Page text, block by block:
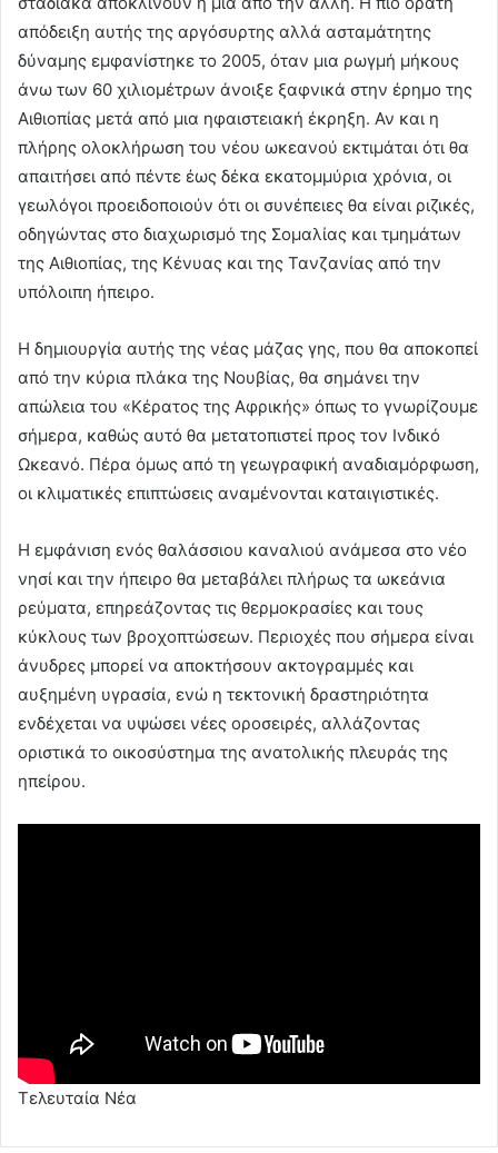
απόδειξη αυτής της αργόσυρτης αλλά ασταμάτητης
δύναμης εμφανίστηκε το 2005, όταν μια ρωγμή μήκους
άνω των 60 χιλιομέτρων άνοιξε ξαφνικά στην έρημο της
Αιθιοπίας μετά από μια ηφαιστειακή έκρηξη. Αν και η
πλήρης ολοκλήρωση του νέου ωκεανού εκτιμάται ότι θα
απαιτήσει από πέντε έως δέκα εκατομμύρια χρόνια, οι
γεωλόγοι προειδοποιούν ότι οι συνέπειες θα είναι ριζικές,
οδηγώντας στο διαχωρισμό της Σομαλίας και τμημάτων
της Αιθιοπίας, της Κένυας και της Τανζανίας από την
υπόλοιπη ήπειρο.
Η δημιουργία αυτής της νέας μάζας γης, που θα αποκοπεί
από την κύρια πλάκα της Νουβίας, θα σημάνει την
απώλεια του «Κέρατος της Αφρικής» όπως το γνωρίζουμε
σήμερα, καθώς αυτό θα μετατοπιστεί προς τον Ινδικό
Ωκεανό. Πέρα όμως από τη γεωγραφική αναδιαμόρφωση,
οι κλιματικές επιπτώσεις αναμένονται καταιγιστικές.
Η εμφάνιση ενός θαλάσσιου καναλιού ανάμεσα στο νέο
νησί και την ήπειρο θα μεταβάλει πλήρως τα ωκεάνια
ρεύματα, επηρεάζοντας τις θερμοκρασίες και τους
κύκλους των βροχοπτώσεων. Περιοχές που σήμερα είναι
άνυδρες μπορεί να αποκτήσουν ακτογραμμές και
αυξημένη υγρασία, ενώ η τεκτονική δραστηριότητα
ενδέχεται να υψώσει νέες οροσειρές, αλλάζοντας
οριστικά το οικοσύστημα της ανατολικής πλευράς της
ηπείρου.
Τελευταία Νέα